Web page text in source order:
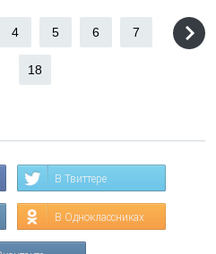
4 5 6 7
18
В Твиттере
В Одноклассниках